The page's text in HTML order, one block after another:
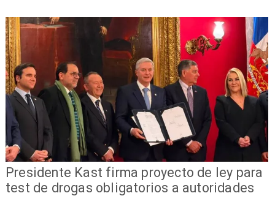
Presidente Kast firma proyecto de ley para
test de drogas obligatorios a autoridades